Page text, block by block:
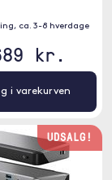
ca. 3-8 hverdage
kr.
i varekurven
UDSALG!